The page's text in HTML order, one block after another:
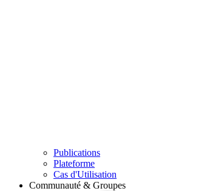
Publications
Plateforme
Cas d'Utilisation
Communauté & Groupes